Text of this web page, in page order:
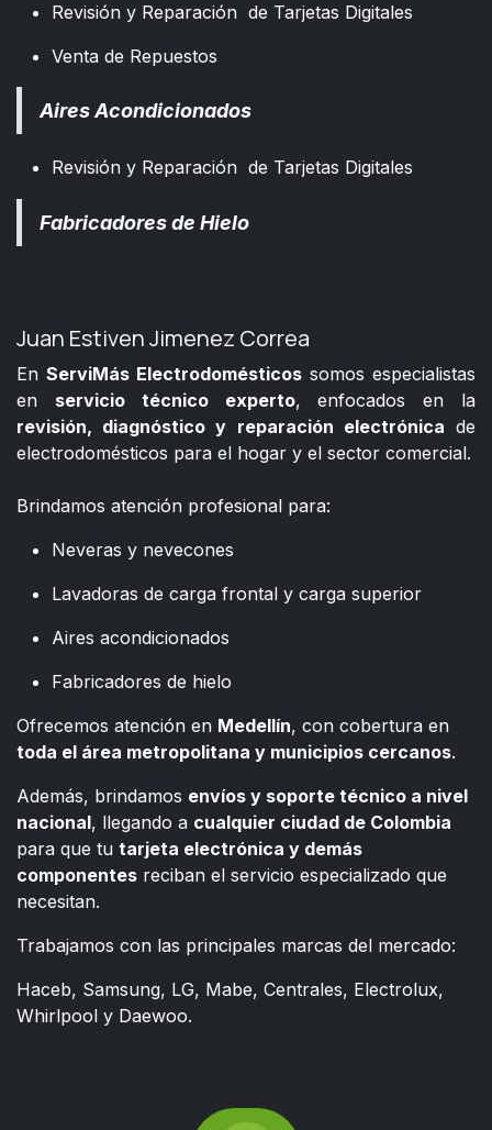
Revisión y Reparación de Tarjetas Digitales
Venta de Repuestos
Aires Acondicionados
Revisión y Reparación de Tarjetas Digitales
Fabricadores de Hielo
Juan Estiven Jimenez Correa
En ServiMás Electrodomésticos somos especialistas
en servicio técnico experto, enfocados en la
revisión, diagnóstico y reparación electrónica de
electrodomésticos para el hogar y el sector comercial.
Brindamos atención profesional para:
Neveras y nevecones
Lavadoras de carga frontal y carga superior
Aires acondicionados
Fabricadores de hielo
Ofrecemos atención en Medellín, con cobertura en
toda el área metropolitana y municipios cercanos.
Además, brindamos envíos y soporte técnico a nivel
nacional, llegando a cualquier ciudad de Colombia
para que tu tarjeta electrónica y demás
componentes reciban el servicio especializado que
necesitan.
Trabajamos con las principales marcas del mercado:
Haceb, Samsung, LG, Mabe, Centrales, Electrolux,
Whirlpool y Daewoo.